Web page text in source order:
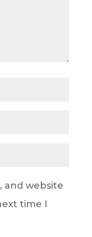
and website
time I